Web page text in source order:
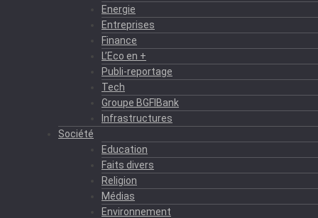
Energie
Entreprises
Finance
L’Eco en +
Publi-reportage
Tech
Groupe BGFIBank
Infrastructures
Société
Education
Faits divers
Religion
Médias
Environnement